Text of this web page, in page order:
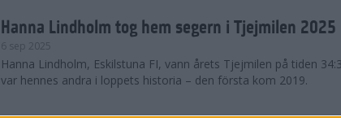
Hanna Lindholm tog hem segern i Tjejmilen 2025
6 sep 2025
Hanna Lindholm, Eskilstuna FI, vann årets Tjejmilen på tiden
var hennes andra i loppets historia – den första kom 2019.